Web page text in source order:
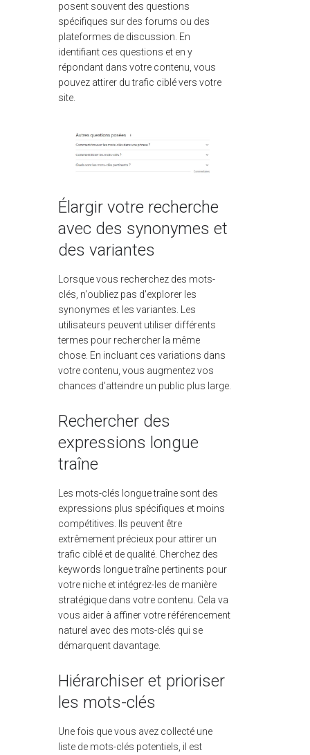
posent souvent des questions
spécifiques sur des forums ou des
plateformes de discussion. En
identifiant ces questions et en y
répondant dans votre contenu, vous
pouvez attirer du trafic ciblé vers votre
site.
Élargir votre recherche
avec des synonymes et
des variantes
Lorsque vous recherchez des mots-
clés, n'oubliez pas d'explorer les
synonymes et les variantes. Les
utilisateurs peuvent utiliser différents
termes pour rechercher la même
chose. En incluant ces variations dans
votre contenu, vous augmentez vos
chances d'atteindre un public plus large.
Rechercher des
expressions longue
traîne
Les mots-clés longue traîne sont des
expressions plus spécifiques et moins
compétitives. Ils peuvent être
extrêmement précieux pour attirer un
trafic ciblé et de qualité. Cherchez des
keywords longue traîne pertinents pour
votre niche et intégrez-les de manière
stratégique dans votre contenu. Cela va
vous aider à affiner votre référencement
naturel avec des mots-clés qui se
démarquent davantage.
Hiérarchiser et prioriser
les mots-clés
Une fois que vous avez collecté une
liste de mots-clés potentiels, il est